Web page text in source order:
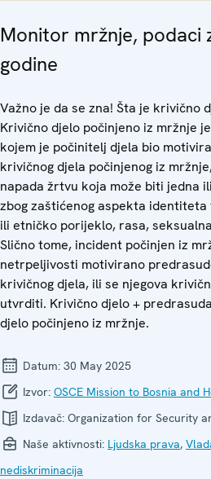
Monitor mržnje, podaci
godine
Važno je da se zna! Šta je krivično
Krivično djelo počinjeno iz mržnje
kojem je počinitelj djela bio
krivičnog djela počinjenog iz
napada žrtvu koja može biti jedna
zbog zaštićenog aspekta
ili etničko porijeklo, rasa,
Slično tome, incident počinjen iz
netrpeljivosti motivirano
krivičnog djela, ili se njegova
utvrditi. Krivično djelo +
djelo počinjeno iz mržnje.
Datum: 30 May 2025
Izvor: OSCE Mission to Bosnia and
Izdavač: Organization for Security
Naše aktivnosti: Ljudska prava,
nediskriminacija